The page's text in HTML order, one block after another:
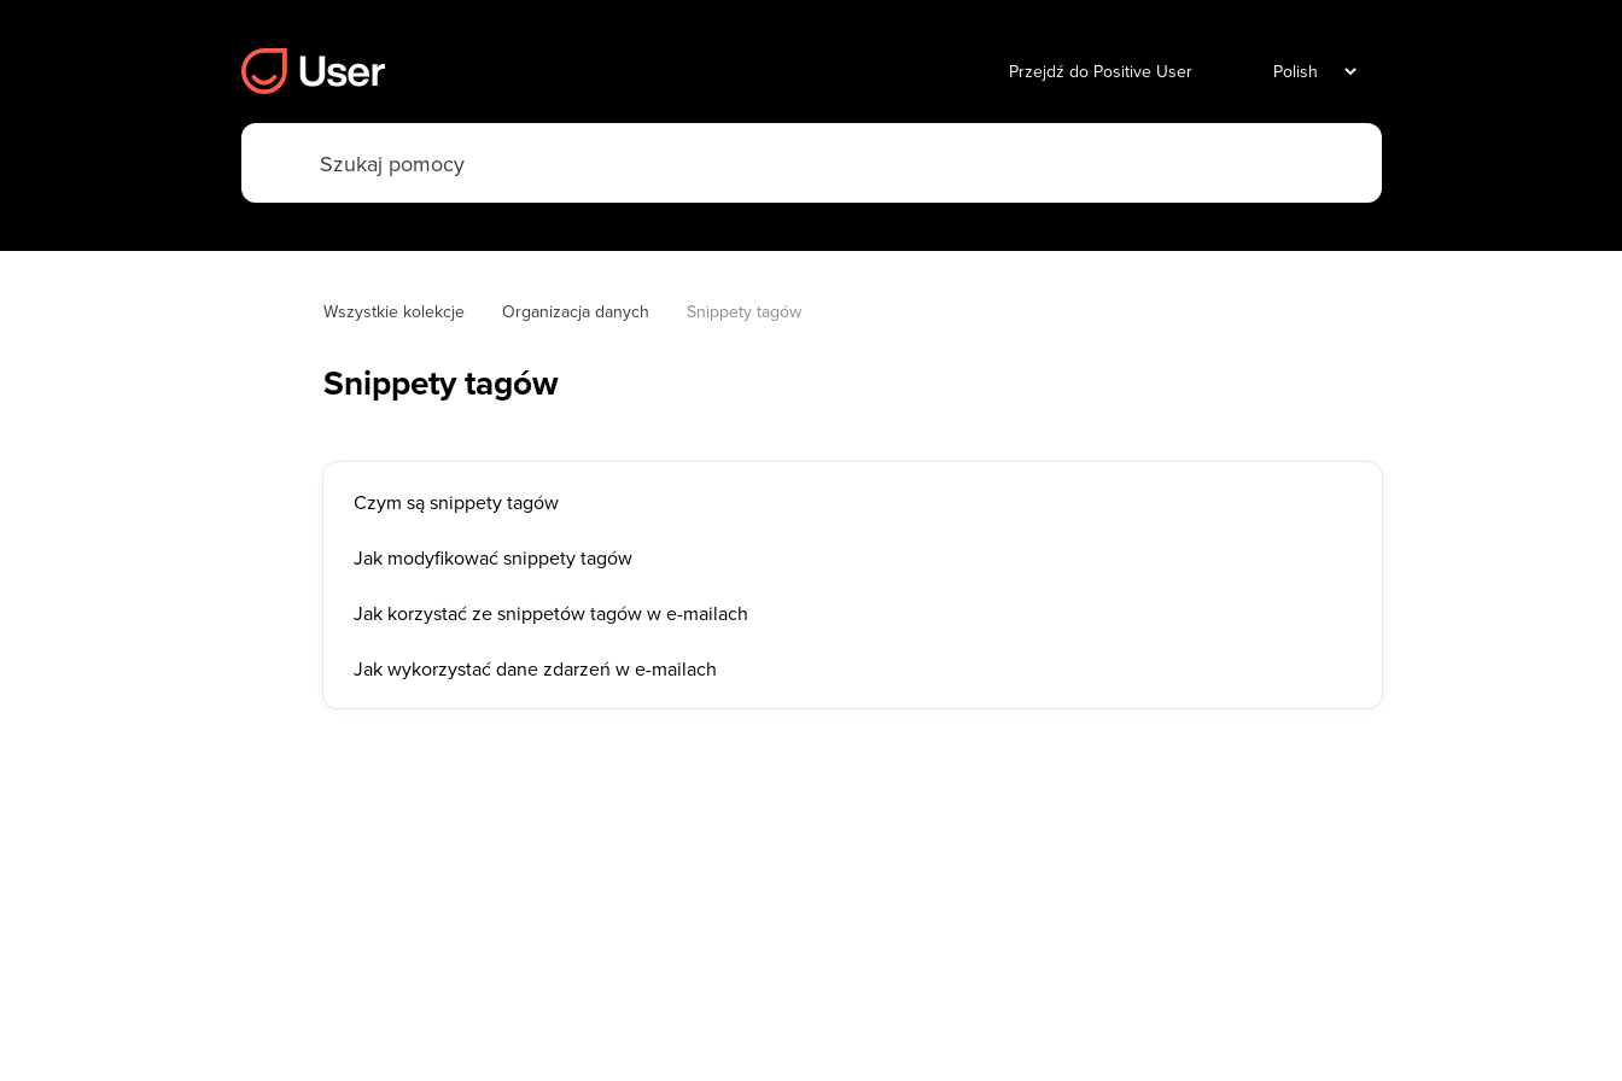
Przejdź do Positive User
Wszystkie kolekcje Organizacja danych Snippety tagów
Snippety tagów
Czym są snippety tagów
Jak modyfikować snippety tagów
Jak korzystać ze snippetów tagów w e-mailach
Jak wykorzystać dane zdarzeń w e-mailach